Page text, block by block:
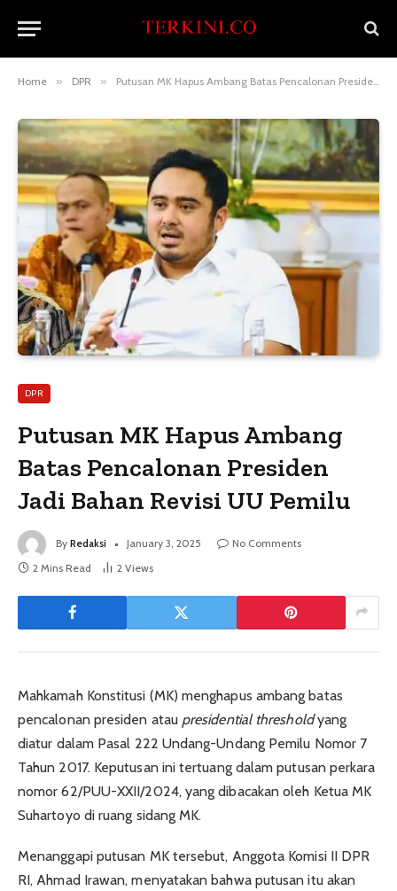
Home » DPR » Putusan MK Hapus Ambang Batas Pencalonan Presiden Jadi Bahan Revisi UU Pemilu
DPR
Putusan MK Hapus Ambang
Batas Pencalonan Presiden
Jadi Bahan Revisi UU Pemilu
By Redaksi January 3, 2025
No Comments
2 Mins Read
2 Views
Mahkamah Konstitusi (MK) menghapus ambang batas
pencalonan presiden atau presidential thresholdyang
diatur dalam Pasal 222 Undang-Undang Pemilu Nomor 7
Tahun 2017. Keputusan ini tertuang dalam putusan perkara
nomor 62/PUU-XXII/2024, yang dibacakan oleh Ketua MK
Suhartoyo di ruang sidang MK.
Menanggapi putusan MK tersebut, Anggota Komisi II DPR
RI, Ahmad Irawan, menyatakan bahwa putusan itu akan